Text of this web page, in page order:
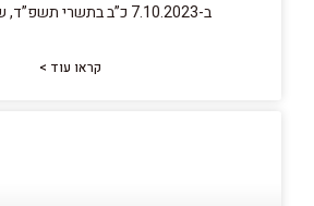
ב-7.10.2023 כ”ב בתשרי תשפ”ד, שמחת תורה,
קראו עוד >